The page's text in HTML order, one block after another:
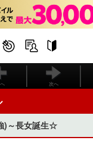
次へ
)～長女誕生☆